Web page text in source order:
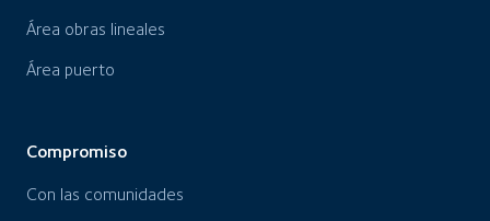
Área obras lineales
Área puerto
Compromiso
Con las comunidades